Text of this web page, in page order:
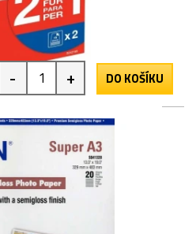
- + DO KOŠÍKU